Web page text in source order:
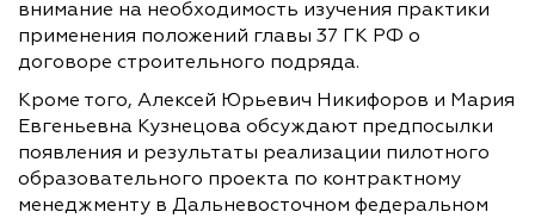
внимание на необходимость изучения практики
применения положений главы 37 ГК РФ о
договоре строительного подряда.
Кроме того, Алексей Юрьевич Никифоров и Мария
Евгеньевна Кузнецова обсуждают предпосылки
появления и результаты реализации пилотного
образовательного проекта по контрактному
менеджменту в Дальневосточном федеральном